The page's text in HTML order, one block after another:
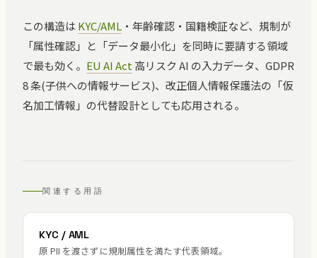
この構造は KYC/AML ・年齢確認・国籍検証など、規制が
「属性確認」と「データ最小化」を同時に要請する領域
で最も効く。 EU AI Act 高リスク AI の入力データ、GDPR
8 条(子供への情報サービス)、改正個人情報保護法の「仮
名加工情報」の代替設計としても応用される。
関連する用語
KYC / AML
原 PII を渡さずに規制属性を満たす代表領域。